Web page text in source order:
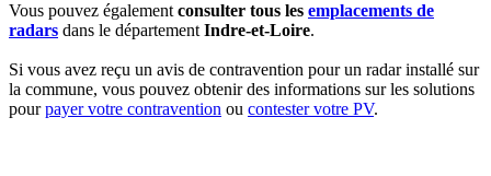
Vous pouvez égalementconsulter tous les emplacements de
radars dans le départementIndre-et-Loire.
Si vous avez reçu un avis de contravention pour un radar installé sur
la commune, vous pouvez obtenir des informations sur les solutions
pourpayer votre contravention ou contester votre PV.